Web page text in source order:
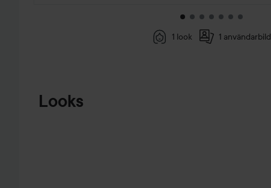
1 look 1 användarbild
Looks